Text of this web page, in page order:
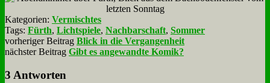
Kategorien: Vermischtes
Tags: Fürth, Lichtspiele, Nachbarschaft, Sommer
vorheriger Beitrag Blick in die Vergangenheit
nächster Beitrag Gibt es angewandte Komik?
3 Antworten